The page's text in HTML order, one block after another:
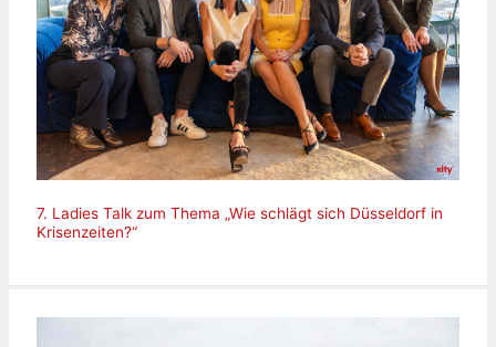
7. Ladies Talk zum Thema „Wie schlägt sich Düsseldorf in
Krisenzeiten?“